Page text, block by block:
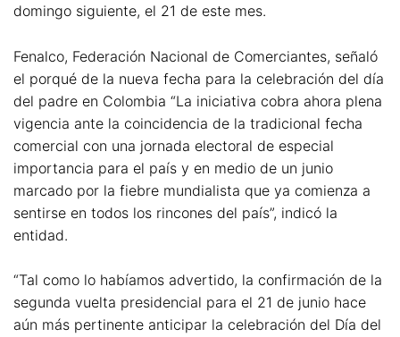
domingo siguiente, el 21 de este mes.
Fenalco, Federación Nacional de Comerciantes, señaló
el porqué de la nueva fecha para la celebración del día
del padre en Colombia “La iniciativa cobra ahora plena
vigencia ante la coincidencia de la tradicional fecha
comercial con una jornada electoral de especial
importancia para el país y en medio de un junio
marcado por la fiebre mundialista que ya comienza a
sentirse en todos los rincones del país”, indicó la
entidad.
“Tal como lo habíamos advertido, la confirmación de la
segunda vuelta presidencial para el 21 de junio hace
aún más pertinente anticipar la celebración del Día del